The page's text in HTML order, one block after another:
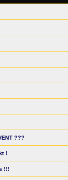
???
!
!!!